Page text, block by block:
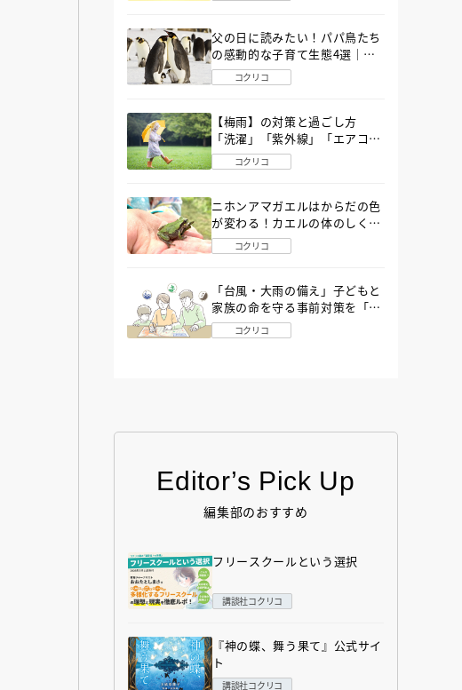
父の日に読みたい！パパ鳥たち
の感動的な子育て生態4選｜図
鑑MOVE
コクリコ
【梅雨】の対策と過ごし方
「洗濯」「紫外線」「エアコ
ン」「ゲリラ豪雨」…〔気象予
報士が完全ガイド〕
コクリコ
ニホンアマガエルはからだの色
が変わる！カエルの体のしくみ
から両生類の特ちょうまで図鑑
MOVEが解説！
コクリコ
「台風・大雨の備え」子どもと
家族の命を守る事前対策を「防
災アドバイザー」が解説
コクリコ
Editor’s Pick Up
編集部のおすすめ
フリースクールという選択
講談社コクリコ
『神の蝶、舞う果て』公式サイ
ト
講談社コクリコ